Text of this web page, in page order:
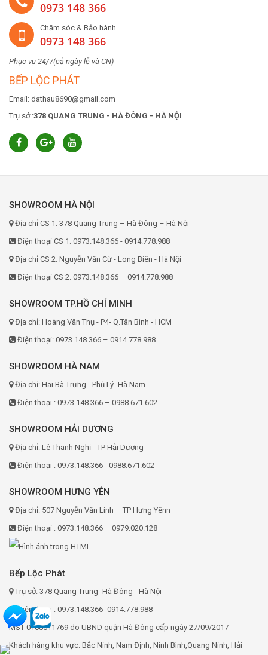
0973 148 366
Chăm sóc & Bảo hành
0973 148 366
Phục vụ 24/7(cả ngày lễ và CN)
BẾP LỘC PHÁT
Email: dathau8690@gmail.com
Trụ sở :378 QUANG TRUNG - HÀ ĐÔNG - HÀ NỘI
SHOWROOM HÀ NỘI
Địa chỉ CS 1: 378 Quang Trung – Hà Đông – Hà Nội
Điện thoại CS 1: 0973.148.366 - 0914.778.988
Địa chỉ CS 2: Nguyễn Văn Cừ - Long Biên - Hà Nội
Điện thoại CS 2: 0973.148.366 – 0914.778.988
SHOWROOM TP.HỒ CHÍ MINH
Địa chỉ: Hoàng Văn Thụ - P4- Q.Tân Bình - HCM
Điện thoại: 0973.148.366 – 0914.778.988
SHOWROOM HÀ NAM
Địa chỉ: Hai Bà Trưng - Phủ Lý- Hà Nam
Điện thoại : 0973.148.366 – 0988.671.602
SHOWROOM HẢI DƯƠNG
Địa chỉ: Lê Thanh Nghị - TP Hải Dương
Điện thoại : 0973.148.366 - 0988.671.602
SHOWROOM HƯNG YÊN
Địa chỉ: 507 Nguyễn Văn Linh – TP Hưng Yênn
Điện thoại : 0973.148.366 – 0979.020.128
Bếp Lộc Phát
Trụ sở: 378 Quang Trung- Hà Đông - Hà Nội
Điện thoại : 0973.148.366 -0914.778.988
MST 0108011769 do UBND quận Hà Đông cấp ngày 27/09/2017
Khách hàng khu vực: Bắc Ninh, Nam Định, Ninh Bình,Quang Ninh, Hải